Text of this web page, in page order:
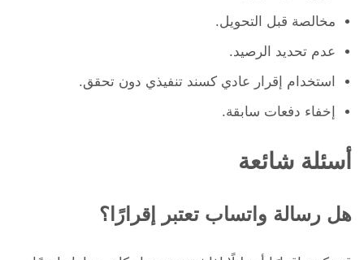
مخالصة قبل التحويل.
عدم تحديد الرصيد.
استخدام إقرار عادي كسند تنفيذي دون تحقق.
إخفاء دفعات سابقة.
أسئلة شائعة
هل رسالة واتساب تعتبر إقرارًا؟